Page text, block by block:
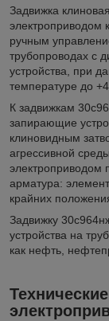
Задвижка
ручным
трубопроводах с
устройства, при
температуре до
К задвижкам
запирающие
клиновидным
агрессивной
электроприводом
арматура:
крайних
Задвижку
устройства на
как нефть,